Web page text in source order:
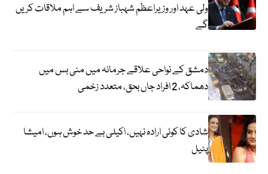
ولی عہد اور وزیراعظم شہباز شریف سے اہم ملاقات کریں
گے
دمشق کے نواحی علاقے جرمانہ میں منی بس میں
دھماکہ، 2 افراد جاں بحق، متعدد زخمی
شادی کا کوئی ارادہ نہیں، اکیلی بے حد خوش ہوں، امیشا
پٹیل